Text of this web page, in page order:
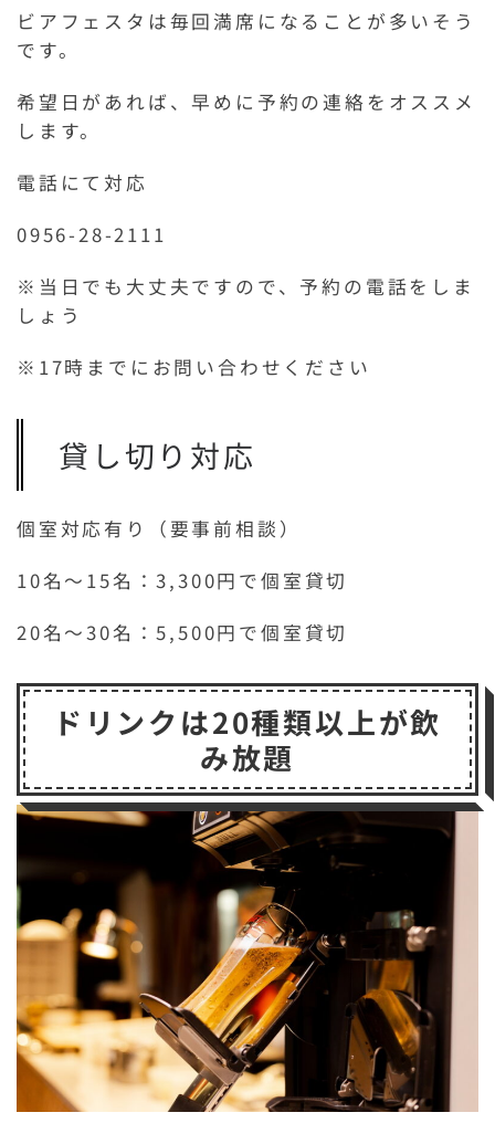
ビアフェスタは毎回満席になることが多いそう
です。
希望日があれば、早めに予約の連絡をオススメ
します。
電話にて対応
0956-28-2111
※当日でも大丈夫ですので、予約の電話をしま
しょう
※17時までにお問い合わせください
貸し切り対応
個室対応有り（要事前相談）
10名～15名：3,300円で個室貸切
20名～30名：5,500円で個室貸切
ドリンクは20種類以上が飲
み放題